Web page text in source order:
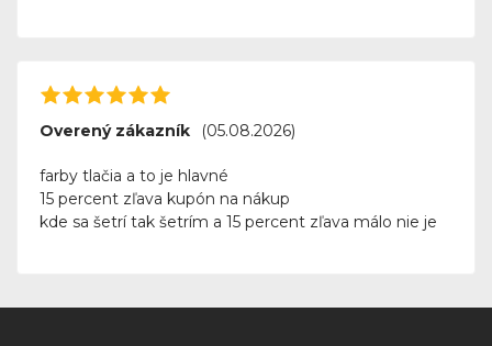
Overený zákazník (05.08.2026)
farby tlačia a to je hlavné
15 percent zľava kupón na nákup
kde sa šetrí tak šetrím a 15 percent zľava málo nie je